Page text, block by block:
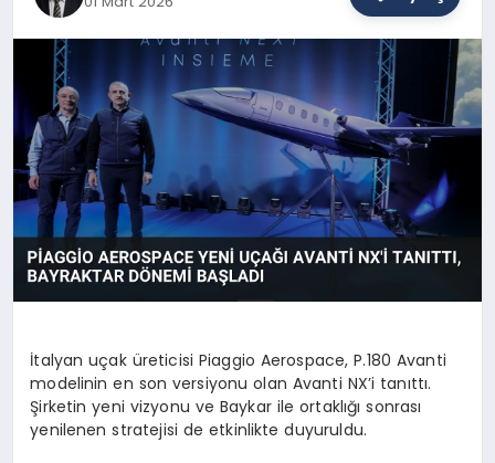
EĞITIM
DÜNYA
YAŞAM
İtalyan uçak üreticisi Piaggio Aerospace, P.180 Avanti
modelinin en son versiyonu olan Avanti NX’i tanıttı.
Şirketin yeni vizyonu ve Baykar ile ortaklığı sonrası
yenilenen stratejisi de etkinlikte duyuruldu.